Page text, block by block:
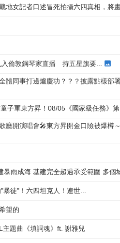
地女記者口述冒死拍攝六四真相，將
倫敦鋼琴家直播 持五星旗要...
體同事打邊爐慶功？？？披露點樣部
子軍東方昇！08/05《國家級任務》
廳開演唱會🎤東方昇開金口險被爆樽
暴雨成海 基建完全超過承受範圍 多個
徒"！六四坦克人！連世...
望的
主題曲《填詞魂》ft. 謝雅兒